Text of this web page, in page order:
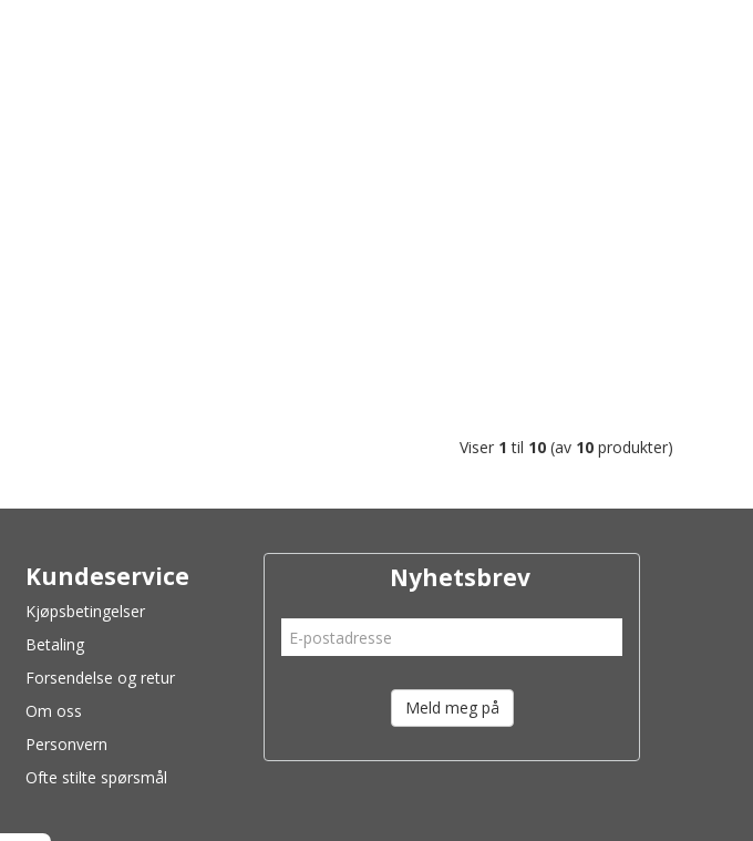
Viser 1 til 10 (av 10 produkter)
Kundeservice
Kjøpsbetingelser
Betaling
Forsendelse og retur
Om oss
Personvern
Ofte stilte spørsmål
Nyhetsbrev
Meld meg på